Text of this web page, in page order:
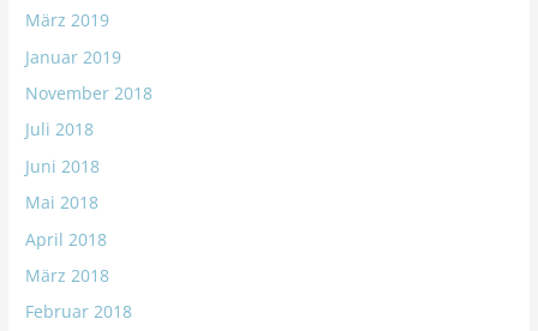
März 2019
Januar 2019
November 2018
Juli 2018
Juni 2018
Mai 2018
April 2018
März 2018
Februar 2018